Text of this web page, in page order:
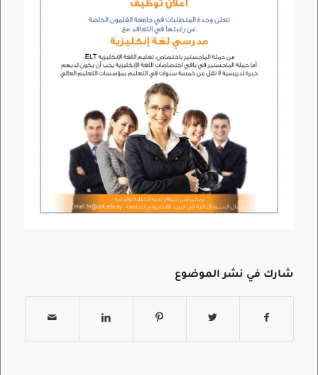
شارك في نشر الموضوع